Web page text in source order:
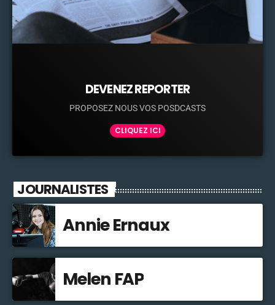
DEVENEZ REPORTER
PROPOSEZ NOUS VOS POSDCASTS
CLIQUEZ ICI
JOURNALISTES
Annie Ernaux
Melen FAP